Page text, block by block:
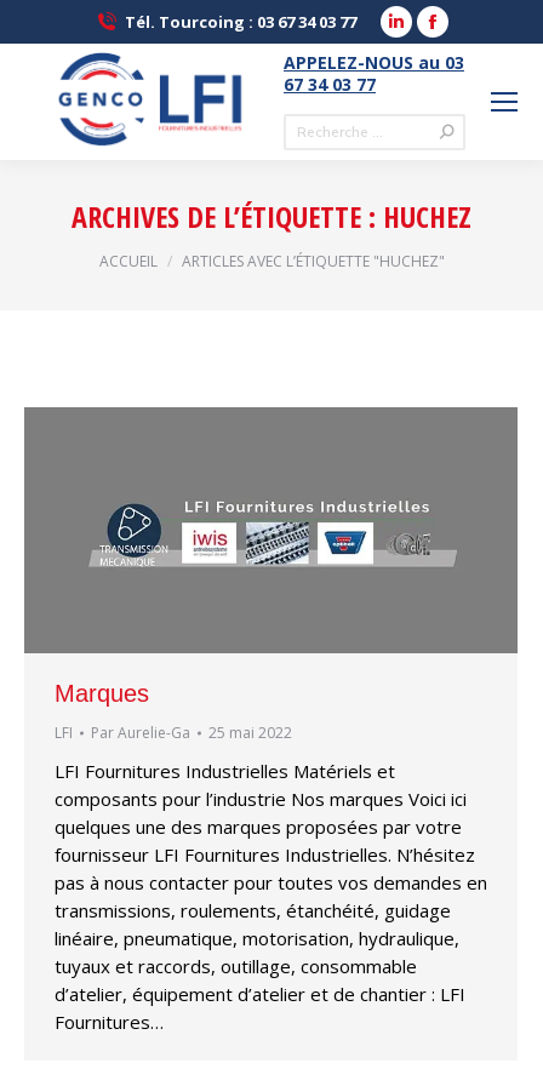
Tél. Tourcoing : 03 67 34 03 77
LinkedIn
page
Facebook
page
APPELEZ-NOUS au 03
67 34 03 77
Recherche
ARCHIVES DE L’ÉTIQUETTE : HUCHEZ
Vous êtes ici :
ACCUEIL ARTICLES AVEC L’ÉTIQUETTE "HUCHEZ"
Marques
LFI ParAurelie-Ga 25 mai 2022
LFI Fournitures Industrielles Matériels et
composants pour l’industrie Nos marques Voici ici
quelques une des marques proposées par votre
fournisseur LFI Fournitures Industrielles. N’hésitez
pas à nous contacter pour toutes vos demandes en
transmissions, roulements, étanchéité, guidage
linéaire, pneumatique, motorisation, hydraulique,
tuyaux et raccords, outillage, consommable
d’atelier, équipement d’atelier et de chantier : LFI
Fournitures…